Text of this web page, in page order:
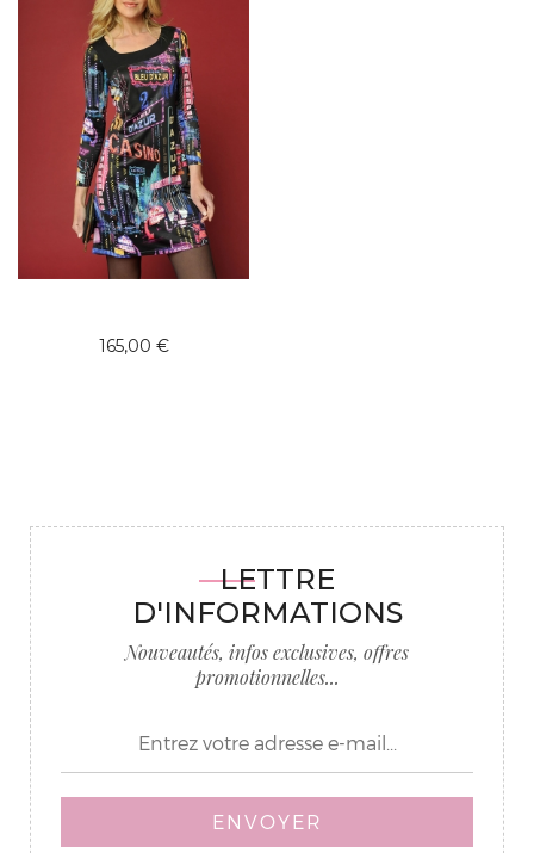
165,00 €
LETTRE
D'INFORMATIONS
Nouveautés, infos exclusives, offres
promotionnelles...
ENVOYER